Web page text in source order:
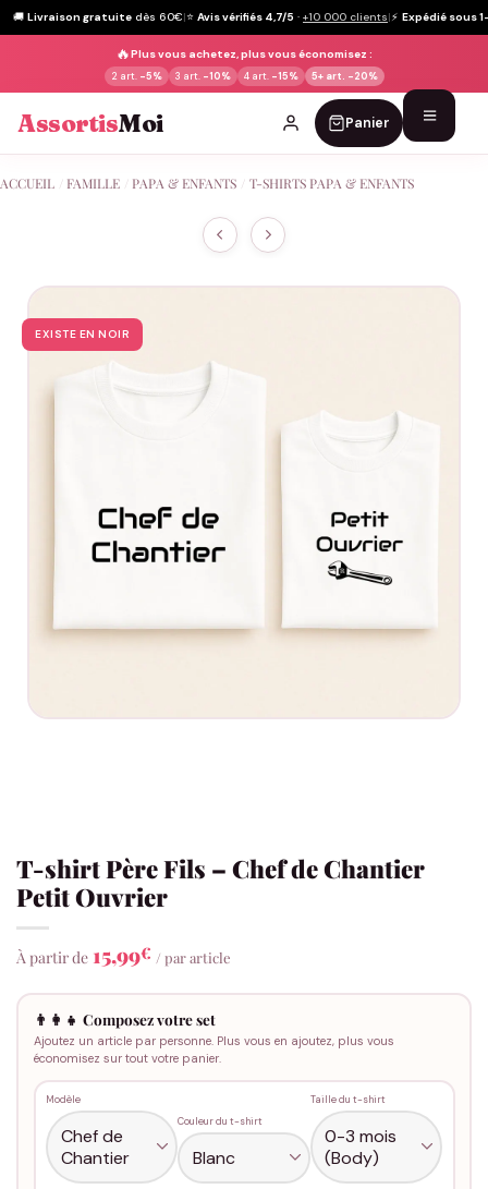
🚚 Livraison gratuite dès 60€|⭐ Avis vérifiés 4,7/5 · +10 000 clients|⚡ Expédié sous
🔥Plus vous achetez, plus vous économisez :
2 art. -5% 3 art. -10% 4 art. -15% 5+ art. -20%
AssortisMoi Panier
au
ACCUEIL FAMILLE PAPA & ENFANTS T-SHIRTS PAPA & ENFANTS
EXISTE EN NOIR
T-shirt Père Fils – Chef de Chantier
Petit Ouvrier
À partir de 15,99€ / par article
👨‍👩‍👧 Composez votre set
Ajoutez un article par personne. Plus vous en ajoutez, plus vous
économisez sur tout votre panier.
Modèle
Couleur du t-shirt
Taille du t-shirt